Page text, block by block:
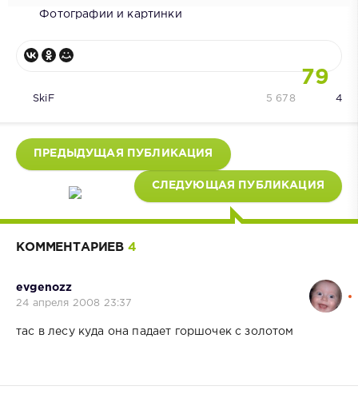
Фотографии и картинки
79
SkiF 4
5 678
ПРЕДЫДУЩАЯ ПУБЛИКАЦИЯ
СЛЕДУЮЩАЯ ПУБЛИКАЦИЯ
КОММЕНТАРИЕВ 4
evgenozz
24 апреля 2008 23:37
тас в лесу куда она падает горшочек с золотом